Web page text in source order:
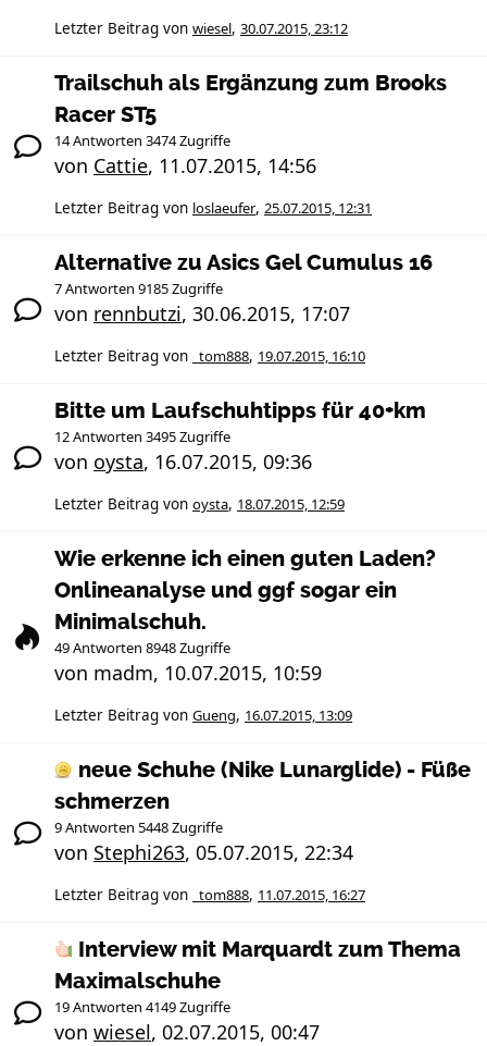
Letzter Beitrag von wiesel, 30.07.2015, 23:12
Trailschuh als Ergänzung zum Brooks
Racer ST5
14 Antworten 3474 Zugriffe
von Cattie, 11.07.2015, 14:56
Letzter Beitrag von loslaeufer, 25.07.2015, 12:31
Alternative zu Asics Gel Cumulus 16
7 Antworten 9185 Zugriffe
von rennbutzi, 30.06.2015, 17:07
Letzter Beitrag von _tom888, 19.07.2015, 16:10
Bitte um Laufschuhtipps für 40+km
12 Antworten 3495 Zugriffe
von oysta, 16.07.2015, 09:36
Letzter Beitrag von oysta, 18.07.2015, 12:59
Wie erkenne ich einen guten Laden?
Onlineanalyse und ggf sogar ein
Minimalschuh.
49 Antworten 8948 Zugriffe
von madm, 10.07.2015, 10:59
Letzter Beitrag von Gueng, 16.07.2015, 13:09
neue Schuhe (Nike Lunarglide) - Füße
schmerzen
9 Antworten 5448 Zugriffe
von Stephi263, 05.07.2015, 22:34
Letzter Beitrag von _tom888, 11.07.2015, 16:27
Interview mit Marquardt zum Thema
Maximalschuhe
19 Antworten 4149 Zugriffe
von wiesel, 02.07.2015, 00:47